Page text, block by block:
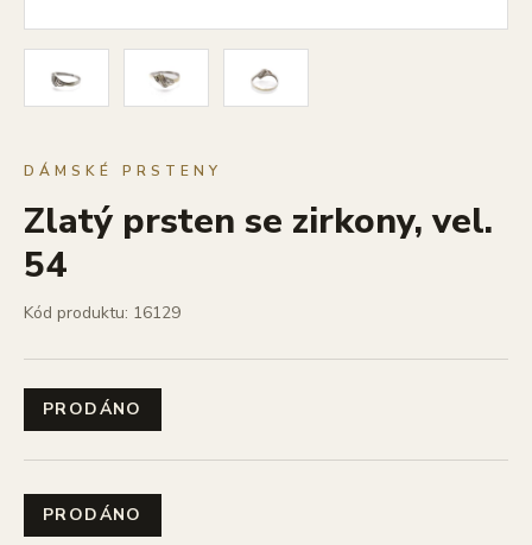
DÁMSKÉ PRSTENY
Zlatý prsten se zirkony, vel.
54
Kód produktu: 16129
PRODÁNO
PRODÁNO